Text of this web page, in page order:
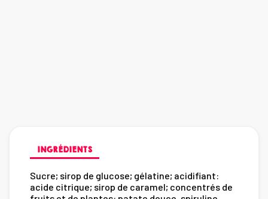
INGRÉDIENTS
Sucre; sirop de glucose; gélatine; acidifiant:
acide citrique; sirop de caramel; concentrés de